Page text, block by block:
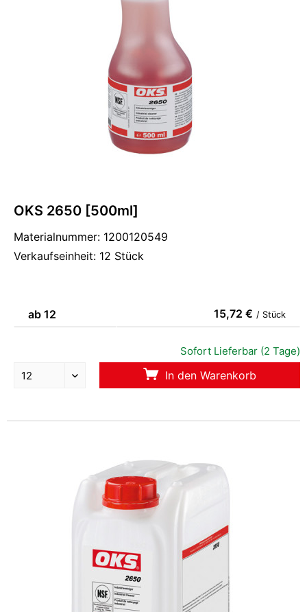
OKS 2650 [500ml]
Materialnummer: 1200120549
Verkaufseinheit: 12 Stück
ab 12 15,72 € / Stück
Sofort Lieferbar (2 Tage)
In den Warenkorb